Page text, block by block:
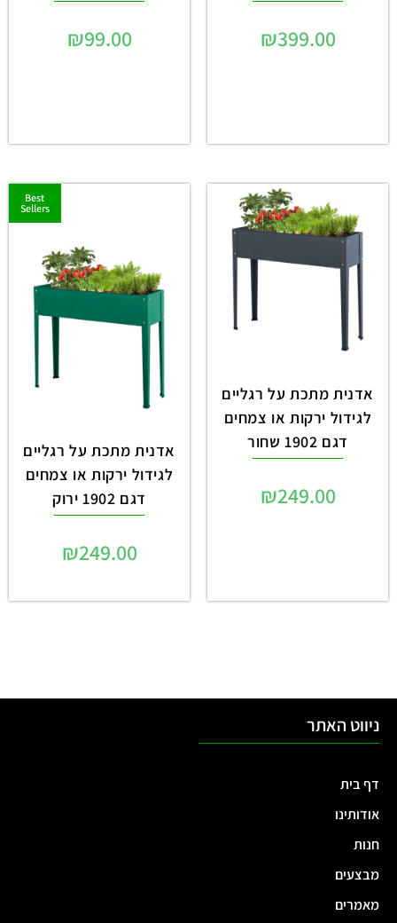
₪399.00
₪99.00
אדנית מתכת על רגליים
לגידול ירקות או צמחים
דגם 1902 שחור
₪249.00
Best
Sellers
אדנית מתכת על רגליים
לגידול ירקות או צמחים
דגם 1902 ירוק
₪249.00
ניווט האתר
דף בית
אודותינו
חנות
מבצעים
מאמרים